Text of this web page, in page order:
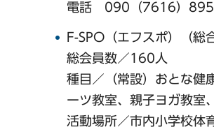
電話 090（7616）
F-SPO（エフスポ）（総
総会員数／160人
種目／（常設）おとな健
ーツ教室、親子ヨガ教室
活動場所／市内小学校体